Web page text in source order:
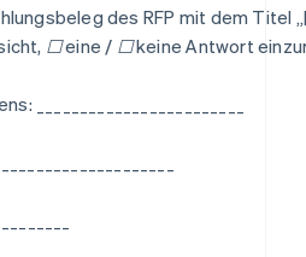
des RFP mit dem Titel
☐ eine / ☐ keine Antwort
________________________